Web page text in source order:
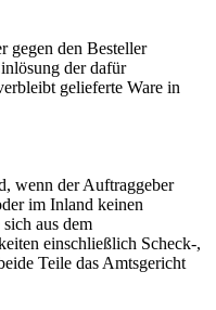
gegen den Besteller
der dafür
gelieferte Ware in
wenn der Auftraggeber
im Inland keinen
aus dem
einschließlich Scheck-,
Teile das Amtsgericht